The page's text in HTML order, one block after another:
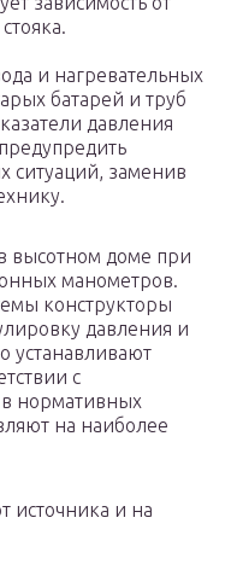
и нагревательных
батарей и труб
давления
ситуаций, заменив
высотном доме при
манометров.
конструкторы
давления и
устанавливают
с
нормативных
на наиболее
источника и на